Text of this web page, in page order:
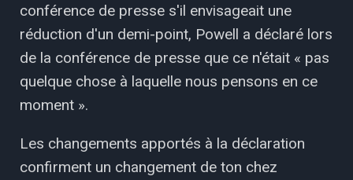
conférence de presse s'il envisageait une
réduction d'un demi-point, Powell a déclaré lors
de la conférence de presse que ce n'était « pas
quelque chose à laquelle nous pensons en ce
moment ».
Les changements apportés à la déclaration
confirment un changement de ton chez